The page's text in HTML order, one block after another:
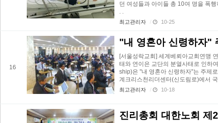
던 여성들과 아이들 총 10여 명을 폭
. .
최고관리자 / 10-25
16
"내 영혼아 신령하자"
[서울성락교회] 세계베뢰아교회연
태와 연이은 교단의 분열사태로 인하
ship)은 "내 영혼아 신령하자"는 주제
계크리스천리더센터(신도림로)에서
최고관리자 / 10-18
진리총회 대한노회 제